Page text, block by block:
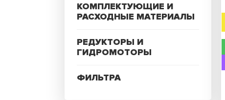
КОМПЛЕКТУЮЩИЕ И
РАСХОДНЫЕ МАТЕРИАЛЫ
РЕДУКТОРЫ И
ГИДРОМОТОРЫ
ФИЛЬТРА